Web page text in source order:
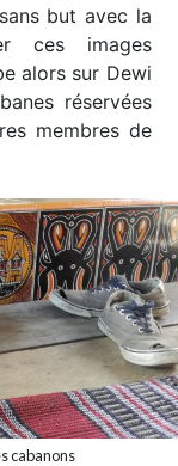
but avec la
ces images
alors sur Dewi
réservées
membres de
cabanons